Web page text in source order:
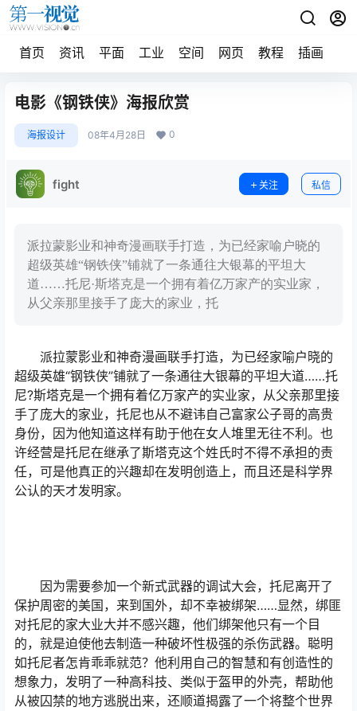
首页 资讯 平面 工业 空间 网页 教程 插画
电影《钢铁侠》海报欣赏
海报设计 08年4月28日 0
fight 关注 私信
派拉蒙影业和神奇漫画联手打造，为已经家喻户晓的
超级英雄“钢铁侠”铺就了一条通往大银幕的平坦大
道……托尼·斯塔克是一个拥有着亿万家产的实业家，
从父亲那里接手了庞大的家业，托
派拉蒙影业和神奇漫画联手打造，为已经家喻户晓的
超级英雄“钢铁侠”铺就了一条通往大银幕的平坦大道……托
尼?斯塔克是一个拥有着亿万家产的实业家，从父亲那里接
手了庞大的家业，托尼也从不避讳自己富家公子哥的高贵
身份，因为他知道这样有助于他在女人堆里无往不利。也
许经营是托尼在继承了斯塔克这个姓氏时不得不承担的责
任，可是他真正的兴趣却在发明创造上，而且还是科学界
公认的天才发明家。
因为需要参加一个新式武器的调试大会，托尼离开了
保护周密的美国，来到国外，却不幸被绑架……显然，绑匪
对托尼的家大业大并不感兴趣，他们绑架他只有一个目
的，就是迫使他去制造一种破坏性极强的杀伤武器。聪明
如托尼者怎肯乖乖就范？他利用自己的智慧和有创造性的
想象力，发明了一种高科技、类似于盔甲的外壳，帮助他
从被囚禁的地方逃脱出来，还顺道揭露了一个将整个世界